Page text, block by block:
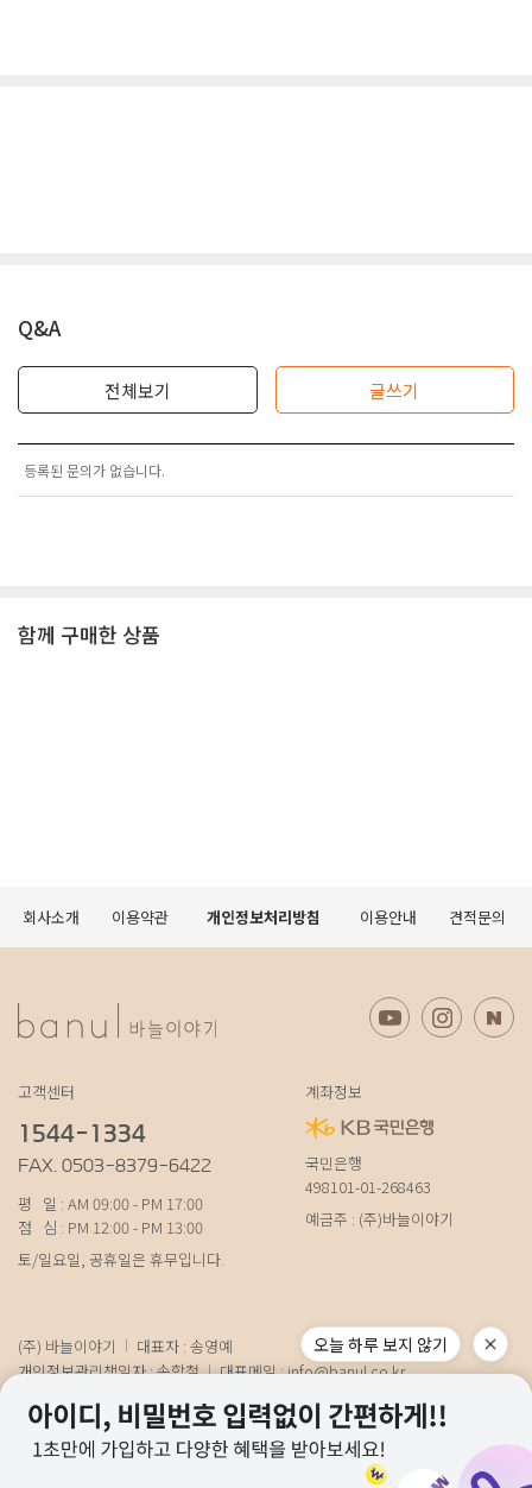
Q&A
전체보기 글쓰기
등록된 문의가 없습니다.
함께 구매한 상품
회사소개 이용약관 개인정보처리방침 이용안내 견적문의
고객센터
1544-1334
FAX. 0503-8379-6422
평 일 : AM 09:00 - PM 17:00
점 심 : PM 12:00 - PM 13:00
토/일요일, 공휴일은 휴무입니다.
계좌정보
국민은행
498101-01-268463
예금주 : (주)바늘이야기
(주) 바늘이야기
대표자 : 송영예
개인정보관리책임자 : 송학철
대표메일 :info@banul.co.kr
대문구 연희로11가길 15 (물류) 경기도 파주시 성동로 19-17
사업자번호 : 674-88-00100[사업자정보확인]
오늘 하루 보지 않기